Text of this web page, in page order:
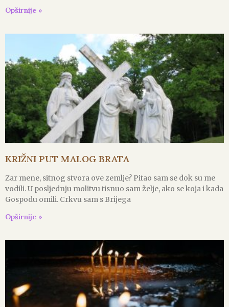
Opširnije »
KRIŽNI PUT MALOG BRATA
Zar mene, sitnog stvora ove zemlje? Pitao sam se dok su me
vodili. U posljednju molitvu tisnuo sam želje, ako se koja i kada
Gospodu omili. Crkvu sam s Brijega
Opširnije »